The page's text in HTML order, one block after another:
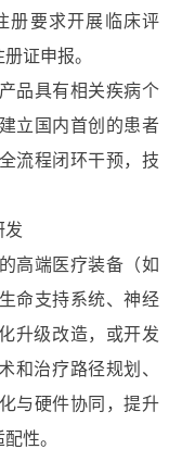
册要求开展临床评
证申报。
品具有相关疾病个
立国内首创的患者
流程闭环干预，技
端医疗装备（如
命支持系统、神经
升级改造，或开发
和治疗路径规划、
与硬件协同，提升
性。